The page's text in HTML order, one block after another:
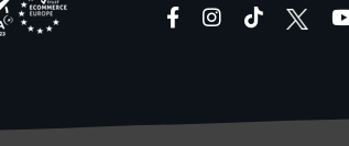
facebookinstagram
tiktok